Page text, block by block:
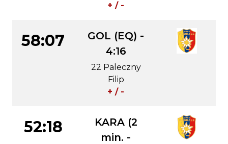
+ / -
58:07
GOL (EQ) -
4:16
22 Paleczny
Filip
+ / -
52:18
KARA (2
min. -